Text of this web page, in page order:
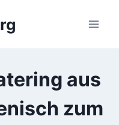
aus
zum